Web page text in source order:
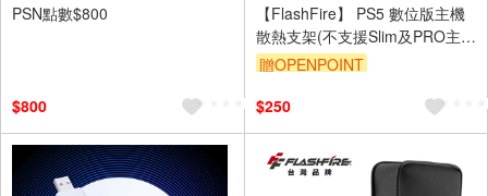
PSN點數$800
$800
【FlashFire】 PS5 數位版主機
散熱支架(不支援Slim及PRO主
機)
贈OPENPOINT
$250